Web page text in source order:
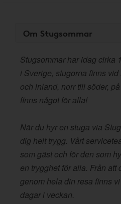
Om Stugsommar
Stugsommar har idag cirka
i Sverige, stugorna finns
och inland, norr till söder,
finns något för alla!
När du hyr en stuga via
dig helt trygg. Vårt
som gäst och för den som
en trygghet för alla. Från att
genom hela din resa finns
dagar i veckan.